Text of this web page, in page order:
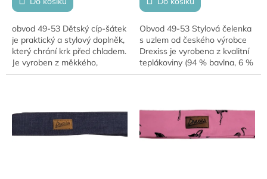
obvod 49-53 Dětský cíp-šátek
je praktický a stylový doplněk,
který chrání krk před chladem.
Je vyroben z měkkého,
prodyšného materiálu, který je
Obvod 49-53 Stylová čelenka
s uzlem od českého výrobce
Drexiss je vyrobena z kvalitní
teplákoviny (94 % bavlna, 6 %
elastan). Díky uzlu lze snadno